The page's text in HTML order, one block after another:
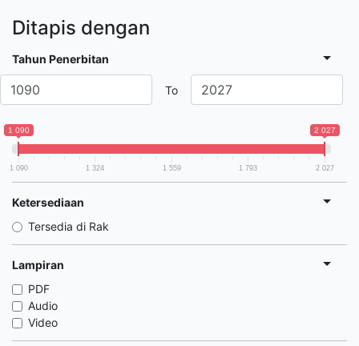
Ditapis dengan
Tahun Penerbitan
To
1 090 2 027
1 090 1 324 1 559 1 793 2 027
Ketersediaan
Tersedia di Rak
Lampiran
PDF
Audio
Video